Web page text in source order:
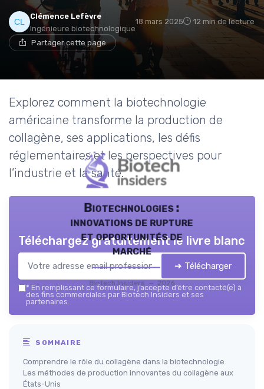
Clémence Lefèvre
Ingénieure biotechnologique
18 mars 2025 12 min de lecture
Partager cette page
Explorez comment la biotechnologie
américaine transforme la production de
collagène, ses applications, les défis
réglementaires et les perspectives pour
l’industrie et la santé.
Biotechnologies :
innovations de rupture
et opportunités de
marché
Biotech Insiders — 2026
Téléchargez gratuitement le livre blanc
➔ Télécharger
* En remplissant ce formulaire, j’accepte d’être contacté(e) à
des fins commerciales par Biotech Insiders et ses
partenaires.
SOMMAIRE
Comprendre le rôle du collagène dans la biotechnologie
Les méthodes de production innovantes du collagène aux
États-Unis